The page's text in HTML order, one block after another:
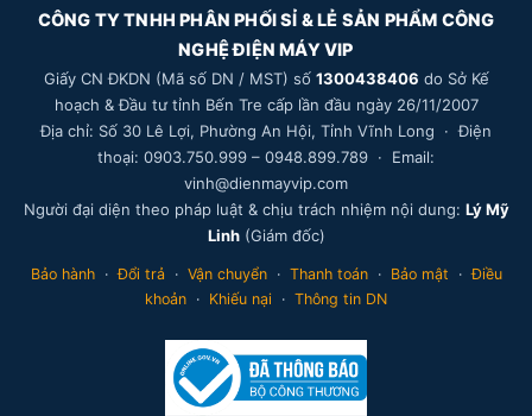
CÔNG TY TNHH PHÂN PHỐI SỈ & LẺ SẢN PHẨM CÔNG
NGHỆ ĐIỆN MÁY VIP
Giấy CN ĐKDN (Mã số DN / MST) số 1300438406 do Sở Kế
hoạch & Đầu tư tỉnh Bến Tre cấp lần đầu ngày 26/11/2007
Địa chỉ: Số 30 Lê Lợi, Phường An Hội, Tỉnh Vĩnh Long · Điện
thoại: 0903.750.999 – 0948.899.789 · Email:
vinh@dienmayvip.com
Người đại diện theo pháp luật & chịu trách nhiệm nội dung: Lý Mỹ
Linh(Giám đốc)
Bảo hành·Đổi trả · Vận chuyển· Thanh toán· Bảo mật ·Điều
khoản · Khiếu nại · Thông tin DN